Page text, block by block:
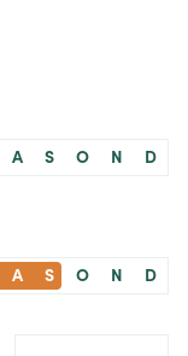
A S O N D
A S O N D